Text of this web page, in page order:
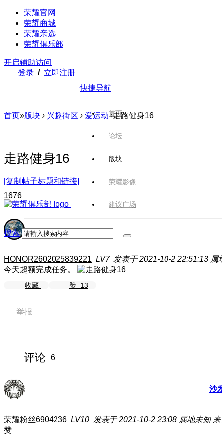
荣耀官网
荣耀商城
荣耀亲选
荣耀俱乐部
开启辅助访问
登录 / 立即注册
快捷导航
首页
论坛
版块
荣耀影像
建议广场
搜索
首页»版块 › 兴趣街区 › 爱运动 ›走路健身16
走路健身16
[复制帖子标题和链接]
1676
HONOR2602025839221 LV7 发表于 2021-10-2 22:51:13 属
今天超额完成任务。
收藏 赞 13
举报
评论 6
沙
荣耀粉丝6904236 LV10 发表于 2021-10-2 23:08 属地未知
赞